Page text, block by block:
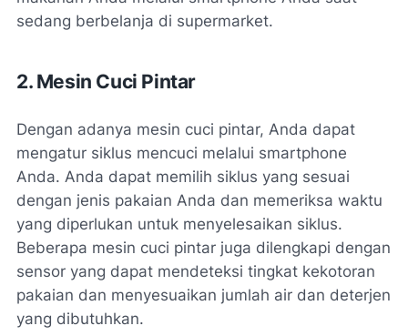
sedang berbelanja di supermarket.
2. Mesin Cuci Pintar
Dengan adanya mesin cuci pintar, Anda dapat
mengatur siklus mencuci melalui smartphone
Anda. Anda dapat memilih siklus yang sesuai
dengan jenis pakaian Anda dan memeriksa waktu
yang diperlukan untuk menyelesaikan siklus.
Beberapa mesin cuci pintar juga dilengkapi dengan
sensor yang dapat mendeteksi tingkat kekotoran
pakaian dan menyesuaikan jumlah air dan deterjen
yang dibutuhkan.